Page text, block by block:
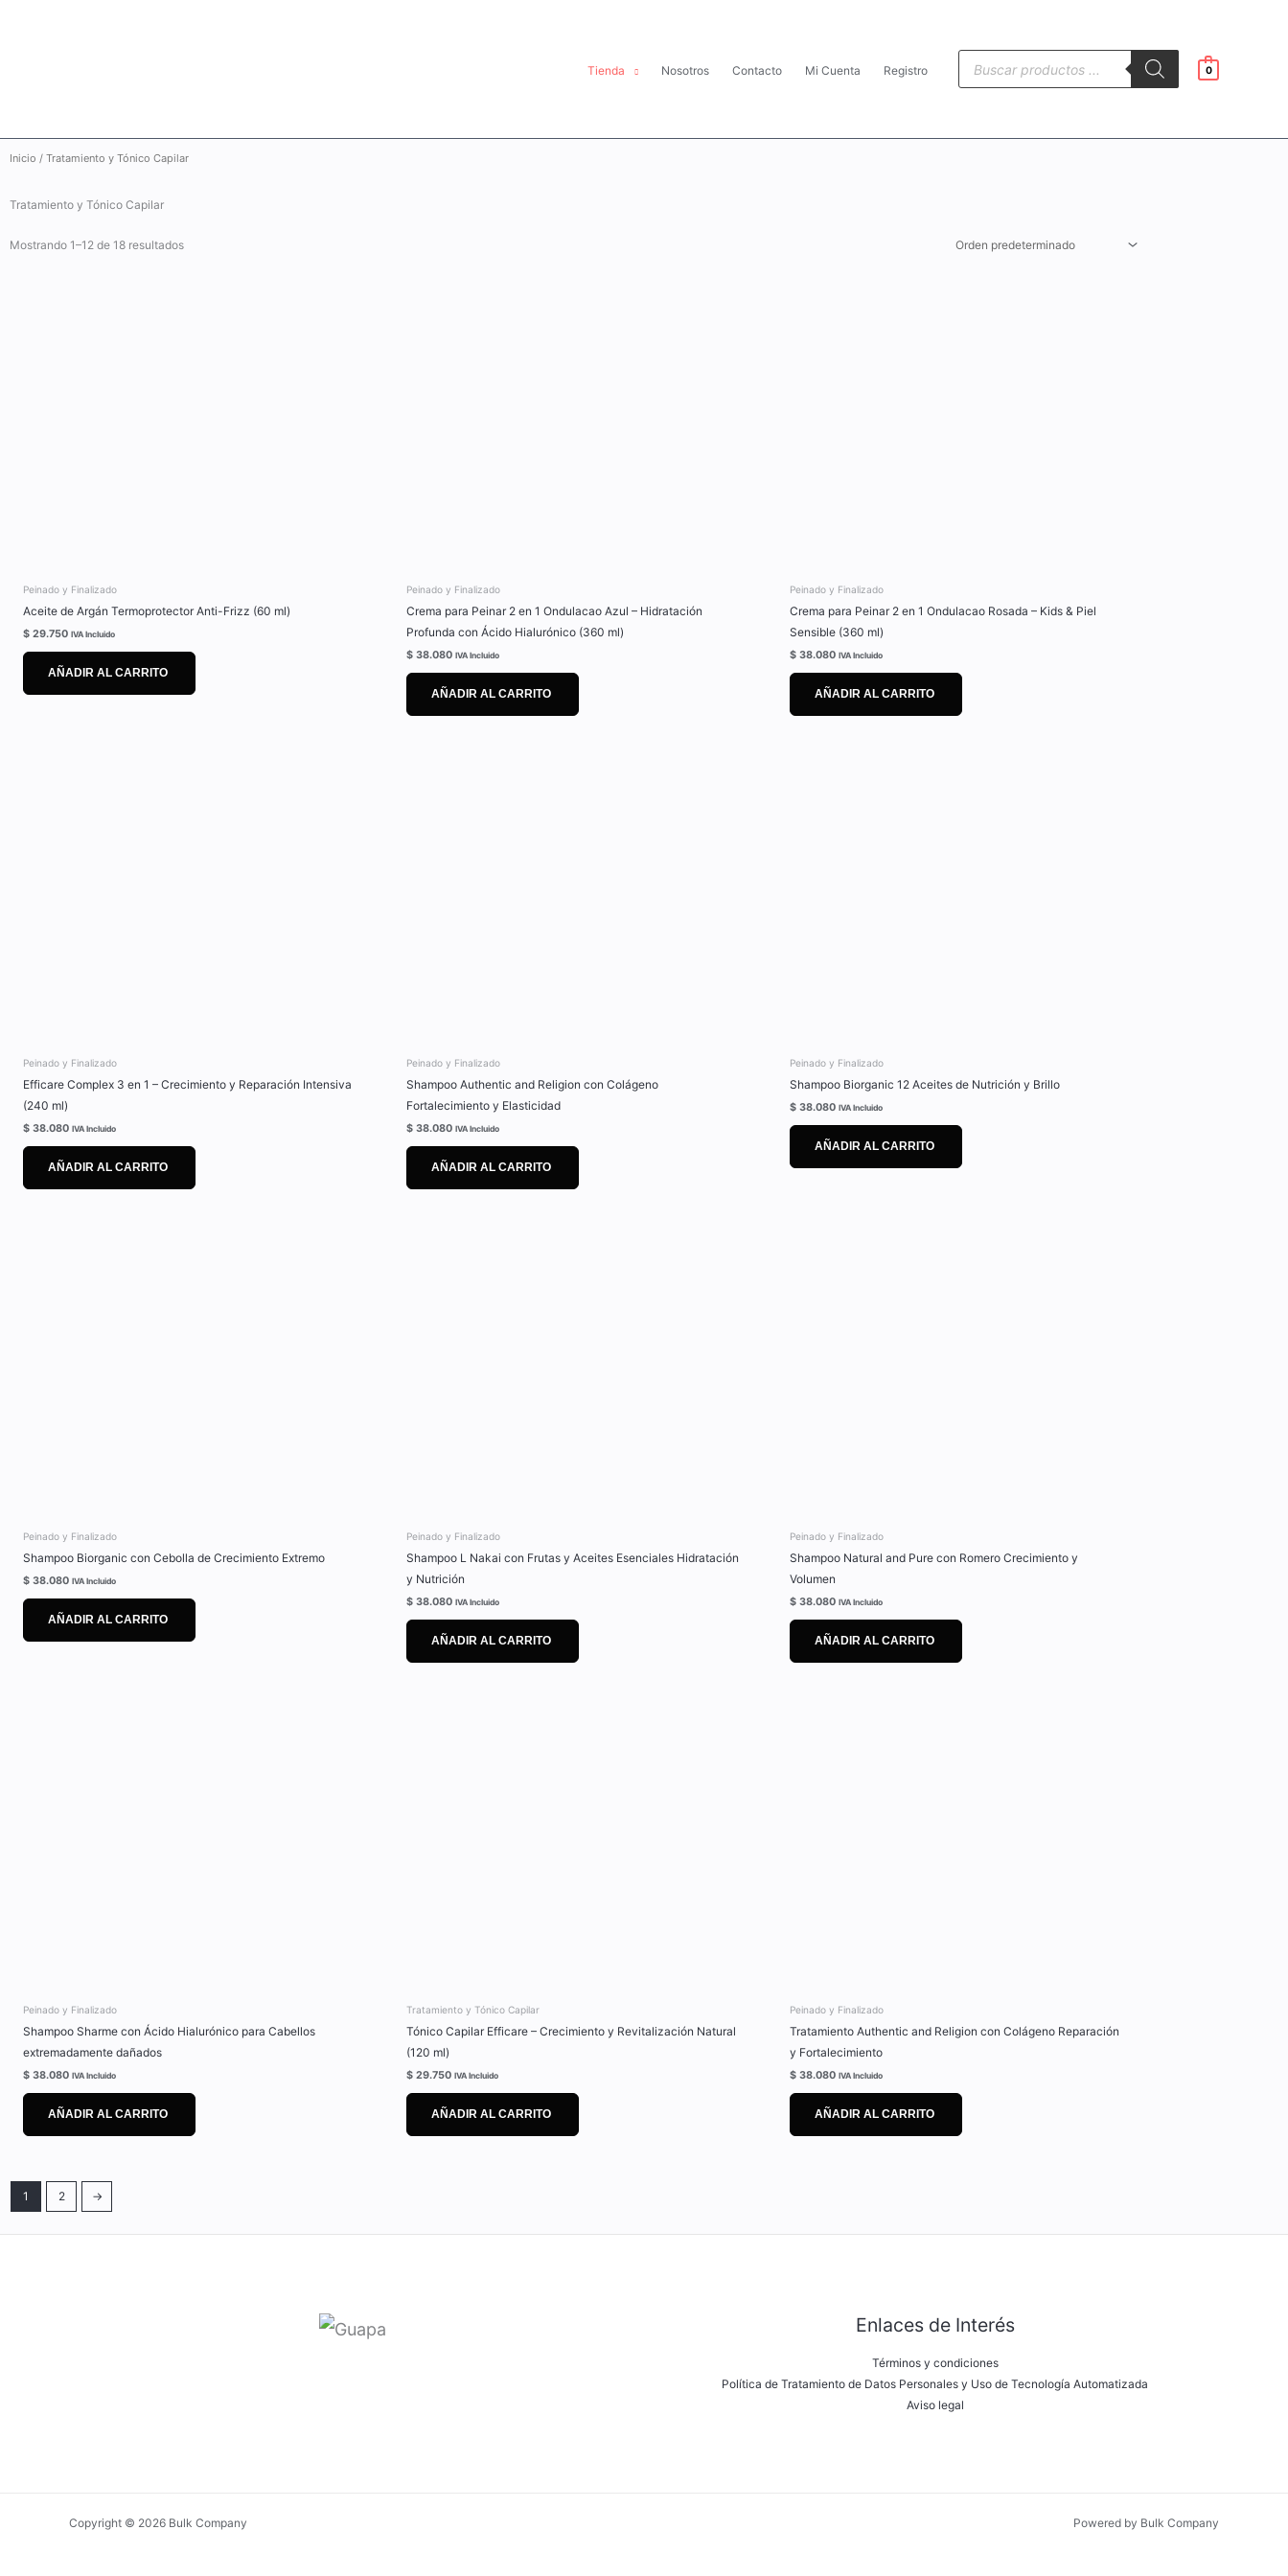
Tienda
Nosotros Contacto Mi Cuenta Registro
Búsqueda
productos
0
Inicio / Tratamiento y Tónico Capilar
Tratamiento y Tónico Capilar
Mostrando 1–12 de 18 resultados
Peinado y Finalizado
Aceite de Argán Termoprotector Anti-Frizz (60 ml)
$ 29.750 IVA Incluido
AÑADIR AL CARRITO
Peinado y Finalizado
Crema para Peinar 2 en 1 Ondulacao Azul – Hidratación
Profunda con Ácido Hialurónico (360 ml)
$ 38.080 IVA Incluido
AÑADIR AL CARRITO
Peinado y Finalizado
Crema para Peinar 2 en 1 Ondulacao Rosada – Kids & Piel
Sensible (360 ml)
$ 38.080 IVA Incluido
AÑADIR AL CARRITO
Peinado y Finalizado
Efficare Complex 3 en 1 – Crecimiento y Reparación Intensiva
(240 ml)
$ 38.080 IVA Incluido
AÑADIR AL CARRITO
Peinado y Finalizado
Shampoo Authentic and Religion con Colágeno
Fortalecimiento y Elasticidad
$ 38.080 IVA Incluido
AÑADIR AL CARRITO
Peinado y Finalizado
Shampoo Biorganic 12 Aceites de Nutrición y Brillo
$ 38.080 IVA Incluido
AÑADIR AL CARRITO
Peinado y Finalizado
Shampoo Biorganic con Cebolla de Crecimiento Extremo
$ 38.080 IVA Incluido
AÑADIR AL CARRITO
Peinado y Finalizado
Shampoo L Nakai con Frutas y Aceites Esenciales Hidratación
y Nutrición
$ 38.080 IVA Incluido
AÑADIR AL CARRITO
Peinado y Finalizado
Shampoo Natural and Pure con Romero Crecimiento y
Volumen
$ 38.080 IVA Incluido
AÑADIR AL CARRITO
Peinado y Finalizado
Shampoo Sharme con Ácido Hialurónico para Cabellos
extremadamente dañados
$ 38.080 IVA Incluido
AÑADIR AL CARRITO
Tratamiento y Tónico Capilar
Tónico Capilar Efficare – Crecimiento y Revitalización Natural
(120 ml)
$ 29.750 IVA Incluido
AÑADIR AL CARRITO
Peinado y Finalizado
Tratamiento Authentic and Religion con Colágeno Reparación
y Fortalecimiento
$ 38.080 IVA Incluido
AÑADIR AL CARRITO
1 2 →
Enlaces de Interés
Términos y condiciones
Política de Tratamiento de Datos Personales y Uso de Tecnología Automatizada
Aviso legal
Copyright © 2026 Bulk Company Powered by Bulk Company